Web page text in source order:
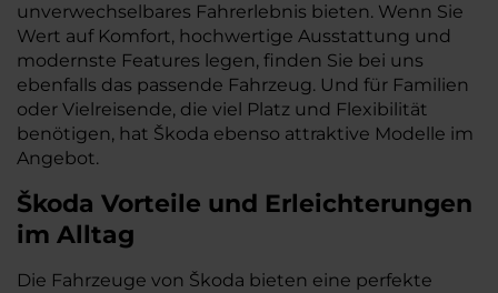
unverwechselbares Fahrerlebnis bieten. Wenn Sie
Wert auf Komfort, hochwertige Ausstattung und
modernste Features legen, finden Sie bei uns
ebenfalls das passende Fahrzeug. Und für Familien
oder Vielreisende, die viel Platz und Flexibilität
benötigen, hat Škoda ebenso attraktive Modelle im
Angebot.
Škoda Vorteile und Erleichterungen
im Alltag
Die Fahrzeuge von Škoda bieten eine perfekte